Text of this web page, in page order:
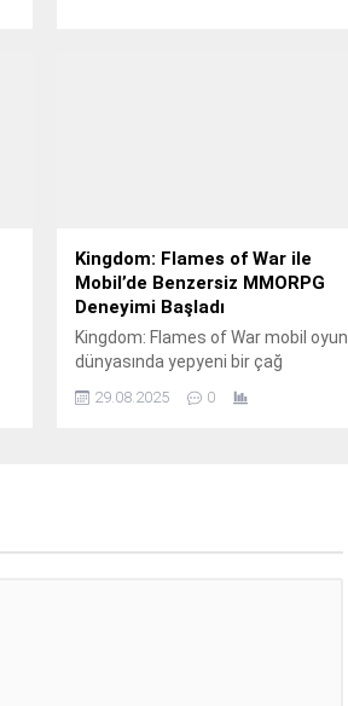
Kingdom: Flames of War ile
Mobil’de Benzersiz MMORPG
Deneyimi Başladı
Kingdom: Flames of War mobil oyun
dünyasında yepyeni bir çağ
29.08.2025 0